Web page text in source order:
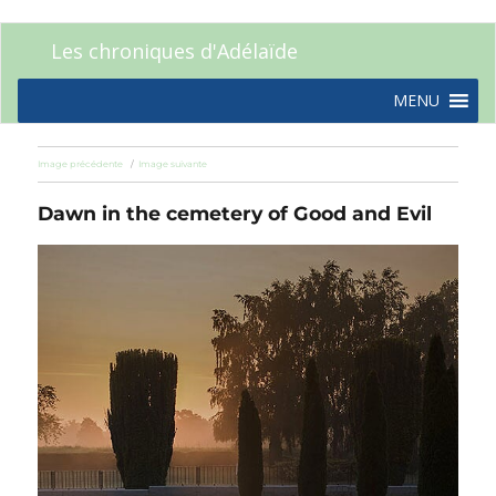
Les chroniques d'Adélaïde
MENU
Image précédente Image suivante
Dawn in the cemetery of Good and Evil